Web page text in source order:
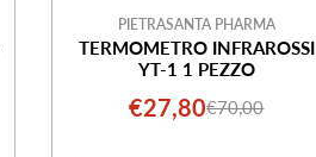
PIETRASANTA PHARMA
TERMOMETRO INFRAROSSI
YT-1 1 PEZZO
Prezzo
€27,80Prezzo
€70,00